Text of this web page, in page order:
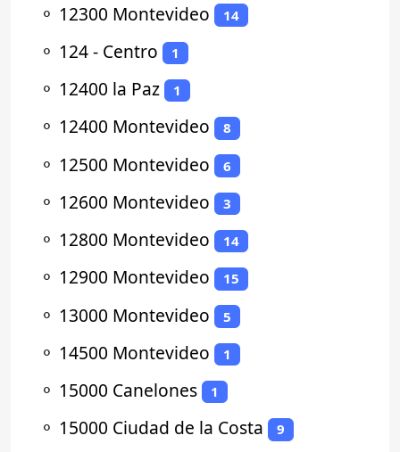
⚬ 12300 Montevideo 14
⚬ 124 - Centro 1
⚬ 12400 la Paz 1
⚬ 12400 Montevideo 8
⚬ 12500 Montevideo 6
⚬ 12600 Montevideo 3
⚬ 12800 Montevideo 14
⚬ 12900 Montevideo 15
⚬ 13000 Montevideo 5
⚬ 14500 Montevideo 1
⚬ 15000 Canelones 1
⚬ 15000 Ciudad de la Costa 9